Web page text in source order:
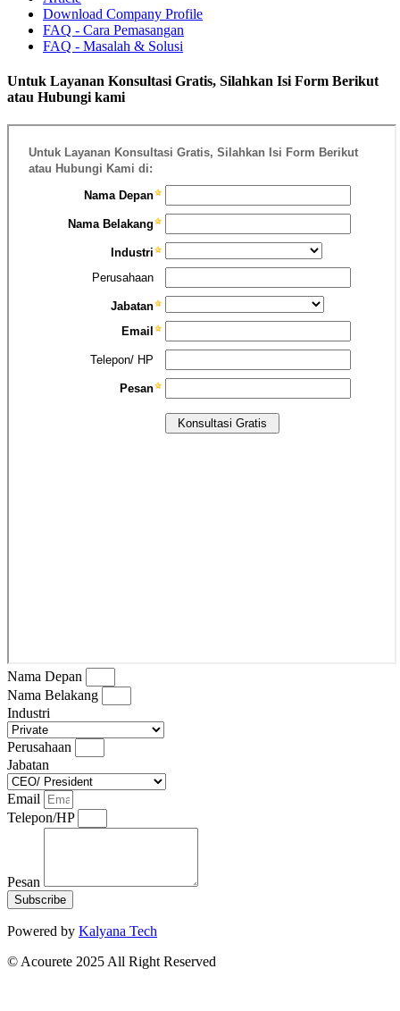
Download Company Profile
FAQ - Cara Pemasangan
FAQ - Masalah & Solusi
Untuk Layanan Konsultasi Gratis, Silahkan Isi Form Berikut
atau Hubungi kami
Nama Depan
Nama Belakang
Industri
Perusahaan
Jabatan
Email
Telepon/HP
Pesan
Subscribe
Powered by Kalyana Tech
© Acourete 2025 All Right Reserved